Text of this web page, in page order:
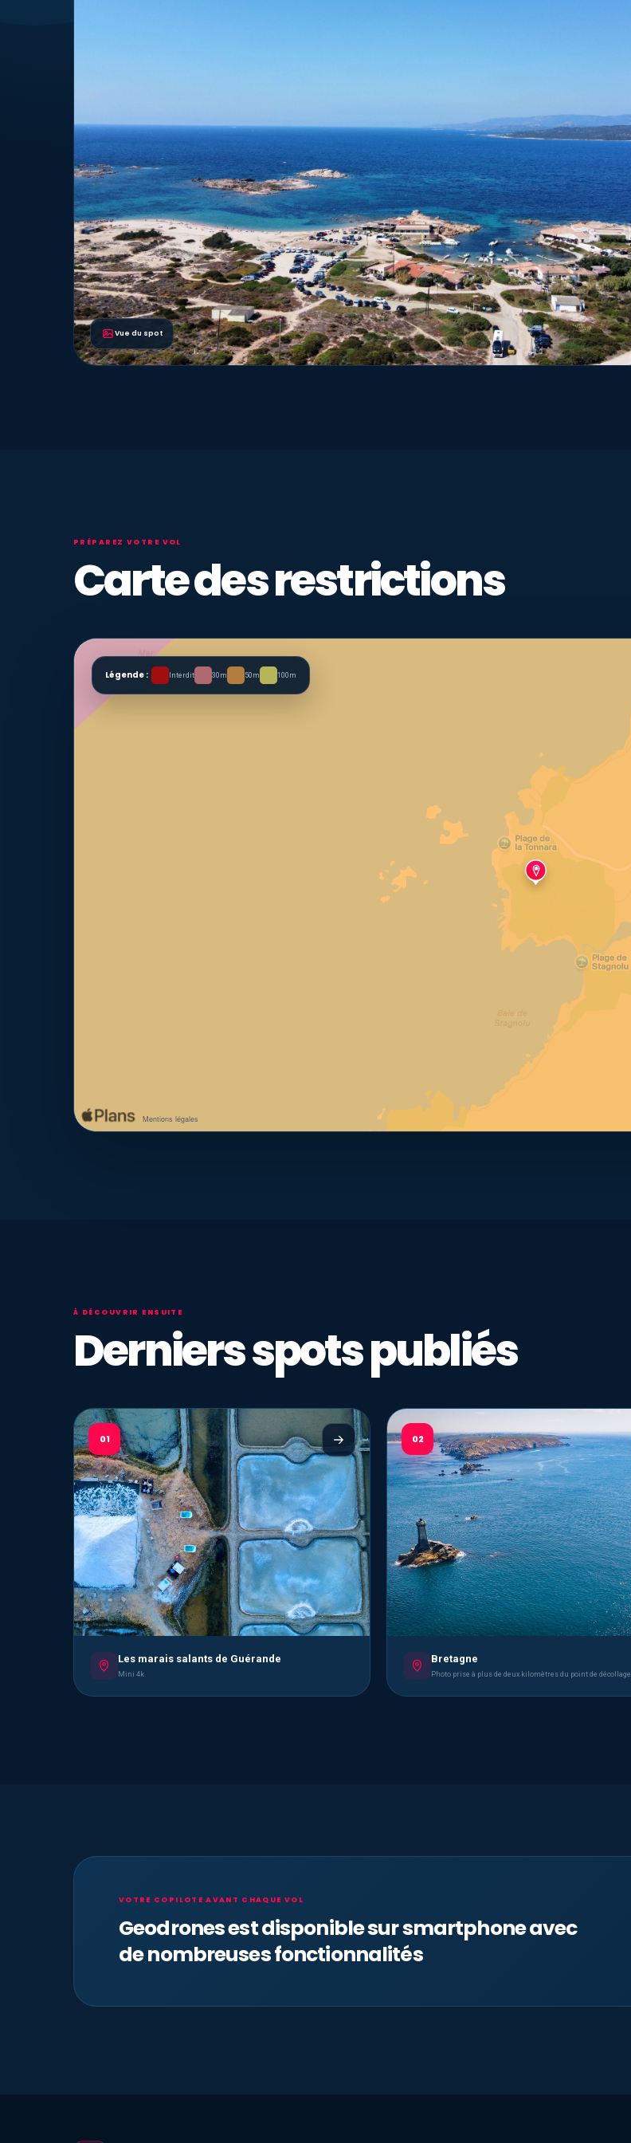
Vue du spot
PRÉPAREZ VOTRE VOL
Carte des restrictions
Légende : Interdit 30m 50m 100m
À DÉCOUVRIR ENSUITE
Derniers spots publiés
01
Les marais salants de Guérande
Mini 4k
02
Bretagne
Photo prise à plus de deux kilomètres du point de décollage
VOTRE COPILOTE AVANT CHAQUE VOL
Geodrones est disponible sur smartphone avec
de nombreuses fonctionnalités